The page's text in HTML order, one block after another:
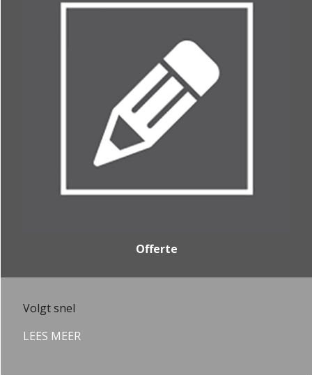
Offerte
Volgt snel
LEES MEER